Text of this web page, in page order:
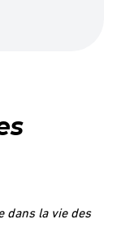
dans la vie des